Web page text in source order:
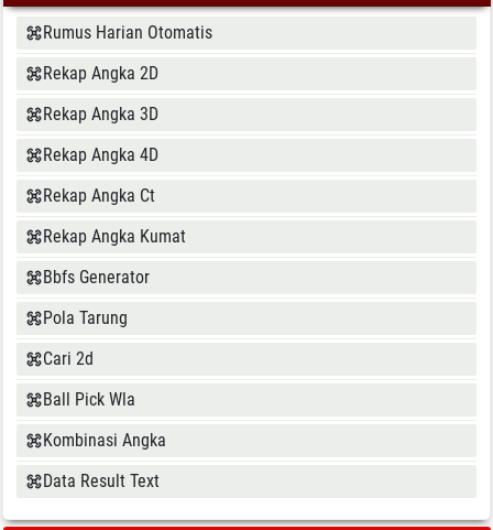
Rumus Harian Otomatis
Rekap Angka 2D
Rekap Angka 3D
Rekap Angka 4D
Rekap Angka Ct
Rekap Angka Kumat
Bbfs Generator
Pola Tarung
Cari 2d
Ball Pick Wla
Kombinasi Angka
Data Result Text